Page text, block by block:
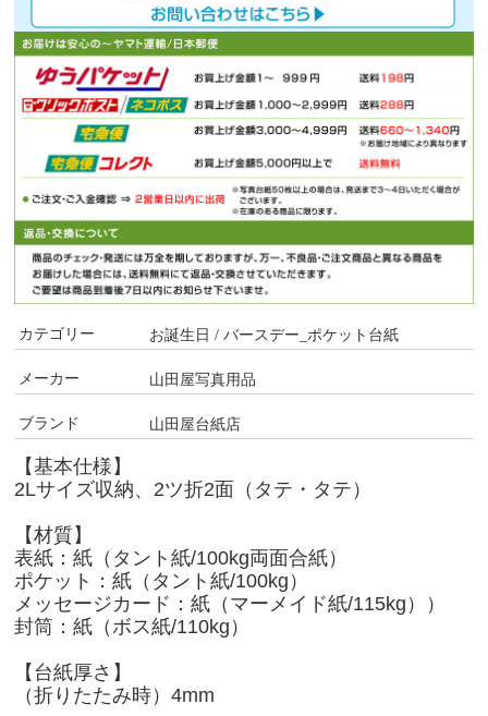
カテゴリー お誕生日 / バースデー_ポケット台紙
メーカー 山田屋写真用品
ブランド 山田屋台紙店
【基本仕様】
2Lサイズ収納、2ツ折2面（タテ・タテ）
【材質】
表紙：紙（タント紙/100kg両面合紙）
ポケット：紙（タント紙/100kg）
メッセージカード：紙（マーメイド紙/115kg））
封筒：紙（ボス紙/110kg）
【台紙厚さ】
（折りたたみ時）4mm